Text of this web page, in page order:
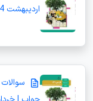
اردیبهشت 1404